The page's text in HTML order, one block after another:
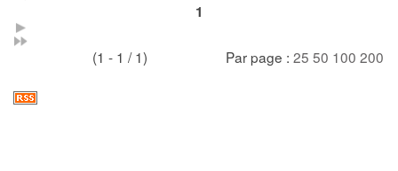
1
(1 - 1 / 1) Par page : 25 50 100 200